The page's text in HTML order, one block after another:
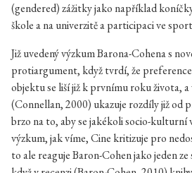
(gendered) zážitky jako například
škole a na univerzitě a participaci ve
Již uvedený výzkum Barona-Cohena s
protiargument, když tvrdí, že
objektu se liší již k prvnímu roku života,
(Connellan, 2000) ukazuje rozdíly již od
brzo na to, aby se jakékoli socio-kulturní
výzkum, jak víme, Cine kritizuje pro
to ale reaguje Baron-Cohen jako jeden